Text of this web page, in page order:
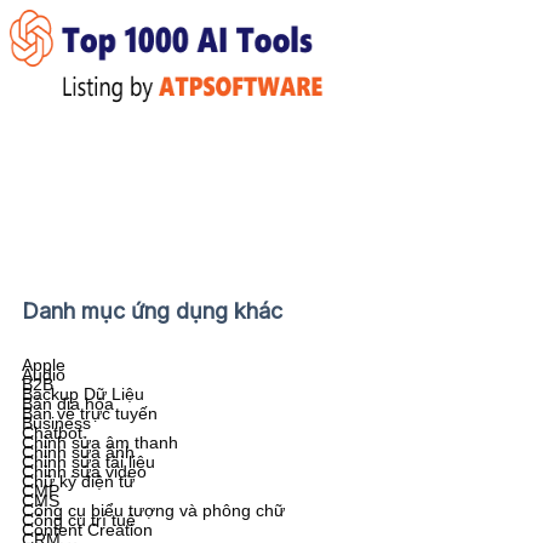
Danh mục ứng dụng khác
Apple
Audio
B2B
Backup Dữ Liệu
Bản địa hóa
Bán vé trực tuyến
Business
Chatbot
Chỉnh sửa âm thanh
Chỉnh sửa ảnh
Chỉnh sửa tài liệu
Chỉnh sửa video
Chữ ký điện tử
CMP
CMS
Công cụ biểu tượng và phông chữ
Công cụ trí tuê
Content Creation